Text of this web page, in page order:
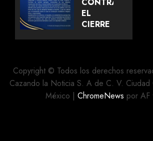
JUSTICIA”
2026
EL
CIERRE
IGNACIO
ZARAGOZA
EN
PUEBLA
Copyright © Todos los derechos
Cazando la Noticia S. A de C. V.
México | ChromeNews por AF